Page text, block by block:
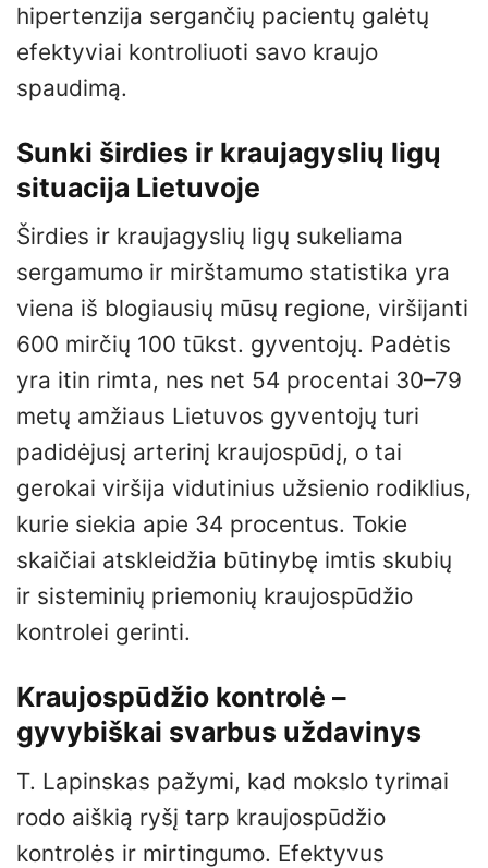
hipertenzija sergančių pacientų galėtų
efektyviai kontroliuoti savo kraujo
spaudimą.
Sunki širdies ir kraujagyslių ligų
situacija Lietuvoje
Širdies ir kraujagyslių ligų sukeliama
sergamumo ir mirštamumo statistika yra
viena iš blogiausių mūsų regione, viršijanti
600 mirčių 100 tūkst. gyventojų. Padėtis
yra itin rimta, nes net 54 procentai 30–79
metų amžiaus Lietuvos gyventojų turi
padidėjusį arterinį kraujospūdį, o tai
gerokai viršija vidutinius užsienio rodiklius,
kurie siekia apie 34 procentus. Tokie
skaičiai atskleidžia būtinybę imtis skubių
ir sisteminių priemonių kraujospūdžio
kontrolei gerinti.
Kraujospūdžio kontrolė –
gyvybiškai svarbus uždavinys
T. Lapinskas pažymi, kad mokslo tyrimai
rodo aiškią ryšį tarp kraujospūdžio
kontrolės ir mirtingumo. Efektyvus